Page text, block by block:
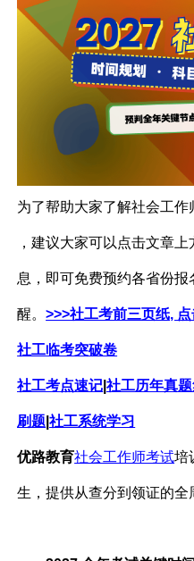
为了帮助大家了解社会工作
，建议大家可以点击文章上
息，即可免费预约各省份报
醒。>>>社工考前三页纸, 点
社工临考突破卷
社工考点速记 |社工历年真
刷题 |社工系统学习
优路教育社会工作师考试培
生，提供从查分到领证的全